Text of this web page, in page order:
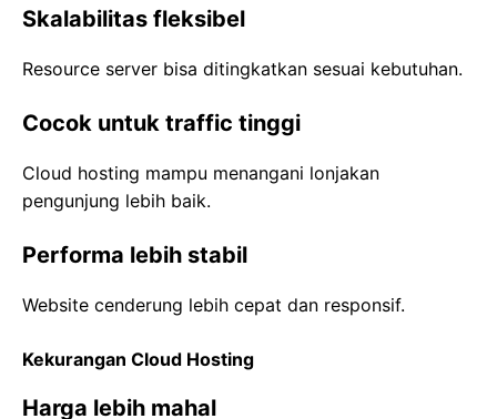
Skalabilitas fleksibel
Resource server bisa ditingkatkan sesuai kebutuhan.
Cocok untuk traffic tinggi
Cloud hosting mampu menangani lonjakan
pengunjung lebih baik.
Performa lebih stabil
Website cenderung lebih cepat dan responsif.
Kekurangan Cloud Hosting
Harga lebih mahal